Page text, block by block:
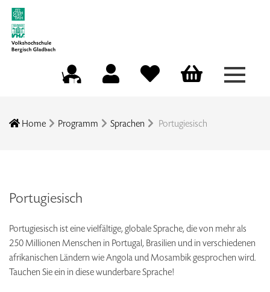
Menü
Home Programm Sprachen Portugiesisch
Portugiesisch
Portugiesisch ist eine vielfältige, globale Sprache, die von mehr als
250 Millionen Menschen in Portugal, Brasilien und in verschiedenen
afrikanischen Ländern wie Angola und Mosambik gesprochen wird.
Tauchen Sie ein in diese wunderbare Sprache!